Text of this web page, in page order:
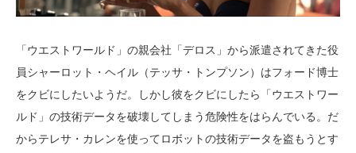
「ウエストワールド」の親会社「デロス」から派遣されてきた役
員シャーロット・ヘイル（テッサ・トンプソン）はフォード博士
をクビにしたいようだ。しかし彼をクビにしたら「ウエストワー
ルド」の技術データを破壊してしまう危険性をはらんでいる。だ
からテレサ・カレンを使ってロボットの技術データを盗もうとす